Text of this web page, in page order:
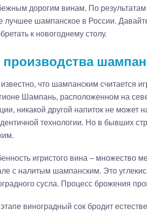
дорогим винам. По
лучшее шампанское в России.
к новогоднему столу.
производства
что шампанским считается
Шампань, расположенном на
никакой другой напиток не
технологии. Но в бывших
игристого вина – множество
с налитым шампанским. Это
сусла. Процесс брожения
виноградный сок бродит